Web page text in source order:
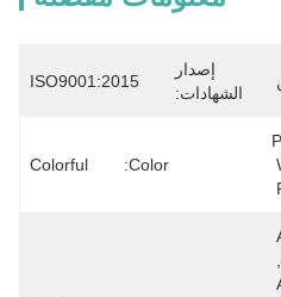
إصدار
الشهادات:
ISO9001:2015
Color:
Colorful